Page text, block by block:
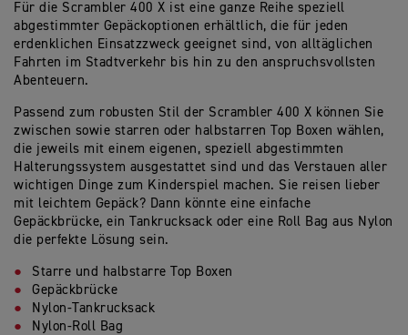
Für die Scrambler 400 X ist eine ganze Reihe speziell
abgestimmter Gepäckoptionen erhältlich, die für jeden
erdenklichen Einsatzzweck geeignet sind, von alltäglichen
Fahrten im Stadtverkehr bis hin zu den anspruchsvollsten
Abenteuern.
Passend zum robusten Stil der Scrambler 400 X können Sie
zwischen sowie starren oder halbstarren Top Boxen wählen,
die jeweils mit einem eigenen, speziell abgestimmten
Halterungssystem ausgestattet sind und das Verstauen aller
wichtigen Dinge zum Kinderspiel machen. Sie reisen lieber
mit leichtem Gepäck? Dann könnte eine einfache
Gepäckbrücke, ein Tankrucksack oder eine Roll Bag aus Nylon
die perfekte Lösung sein.
Starre und halbstarre Top Boxen
Gepäckbrücke
Nylon-Tankrucksack
Nylon-Roll Bag